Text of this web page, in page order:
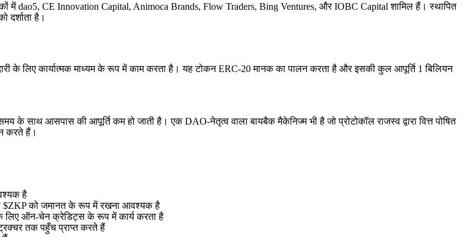
में dao5, CE Innovation Capital, Animoca Brands, Flow Traders, Bing Ventures, और IOBC Capital शामिल हैं। स्थापित
दर्शाता है।
के लिए कार्यात्मक माध्यम के रूप में काम करता है। यह टोकन ERC-20 मानक का पालन करता है और इसकी कुल आपूर्ति 1 बिलियन
आसपास की आपूर्ति कम हो जाती है। एक DAO-नेतृत्व वाला बायबैक मैकेनिज्म भी है जो प्रोटोकॉल राजस्व द्वारा वित्त पोषित
करते हैं।
है
$ZKP को जमानत के रूप में रखना आवश्यक है
के लिए ऑन-चेन क्रेडिट्स के रूप में कार्य करता है
तक पहुँच प्राप्त करते हैं